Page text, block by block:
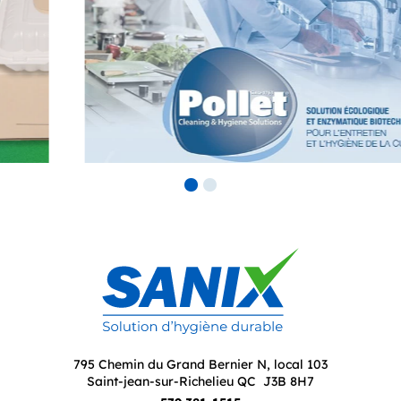
795 Chemin du Grand Bernier N, local 103
Saint-jean-sur-Richelieu QC J3B 8H7